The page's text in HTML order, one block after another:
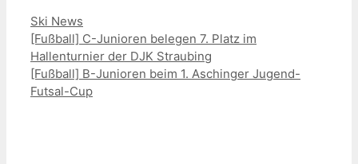
Kategorien
Ski News
[Fußball] C-Junioren belegen 7. Platz im
Hallenturnier der DJK Straubing
[Fußball] B-Junioren beim 1. Aschinger Jugend-
Futsal-Cup